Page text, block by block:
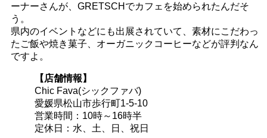
ーナーさんが、GRETSCHでカフェを始められたんだそ
う。
県内のイベントなどにも出展されていて、素材にこだわっ
たご飯や焼き菓子、オーガニックコーヒーなどが評判なん
ですよ。
【店舗情報】
Chic Fava(シックファバ)
愛媛県松山市歩行町1-5-10
営業時間：10時～16時半
定休日：水、土、日、祝日